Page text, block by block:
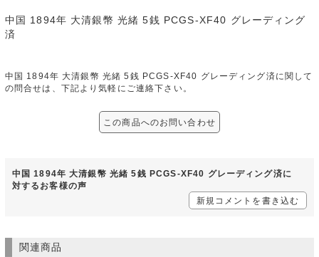
中国 1894年 大清銀幣 光緒 5銭 PCGS-XF40 グレーディング
済
中国 1894年 大清銀幣 光緒 5銭 PCGS-XF40 グレーディング済に関して
の問合せは、下記より気軽にご連絡下さい。
この商品へのお問い合わせ
中国 1894年 大清銀幣 光緒 5銭 PCGS-XF40 グレーディング済に
対するお客様の声
新規コメントを書き込む
関連商品